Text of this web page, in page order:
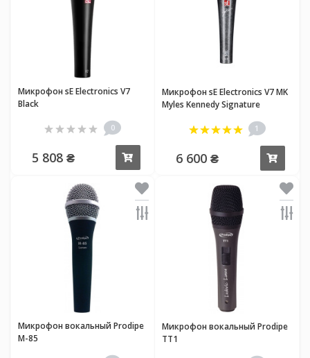
Микрофон sE Electronics V7
Black
0
5 808 ₴
Микрофон sE Electronics V7 MK
Myles Kennedy Signature
1
6 600 ₴
Микрофон вокальный Prodipe
M-85
Микрофон вокальный Prodipe
TT1